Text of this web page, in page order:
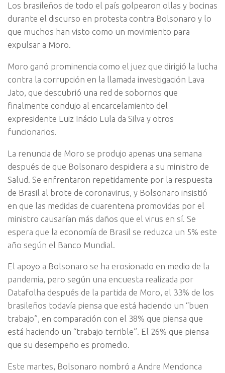
Los brasileños de todo el país golpearon ollas y bocinas
durante el discurso en protesta contra Bolsonaro y lo
que muchos han visto como un movimiento para
expulsar a Moro.
Moro ganó prominencia como el juez que dirigió la lucha
contra la corrupción en la llamada investigación Lava
Jato, que descubrió una red de sobornos que
finalmente condujo al encarcelamiento del
expresidente Luiz Inácio Lula da Silva y otros
funcionarios.
La renuncia de Moro se produjo apenas una semana
después de que Bolsonaro despidiera a su ministro de
Salud. Se enfrentaron repetidamente por la respuesta
de Brasil al brote de coronavirus, y Bolsonaro insistió
en que las medidas de cuarentena promovidas por el
ministro causarían más daños que el virus en sí. Se
espera que la economía de Brasil se reduzca un 5% este
año según el Banco Mundial.
El apoyo a Bolsonaro se ha erosionado en medio de la
pandemia, pero según una encuesta realizada por
Datafolha después de la partida de Moro, el 33% de los
brasileños todavía piensa que está haciendo un “buen
trabajo”, en comparación con el 38% que piensa que
está haciendo un “trabajo terrible”. El 26% que piensa
que su desempeño es promedio.
Este martes, Bolsonaro nombró a Andre Mendonca